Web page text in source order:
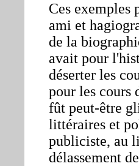
Ces exemples
ami et
de la
avait pour
déserter les
pour les cours
fût peut-être
littéraires et
publiciste, au
délassement